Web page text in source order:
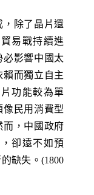
，除了晶片還
易戰持續進
必影響中國太
賴而獨立自主
功能較為單
民用消費型
而，中國政府
卻遠不如預
缺失。(1800